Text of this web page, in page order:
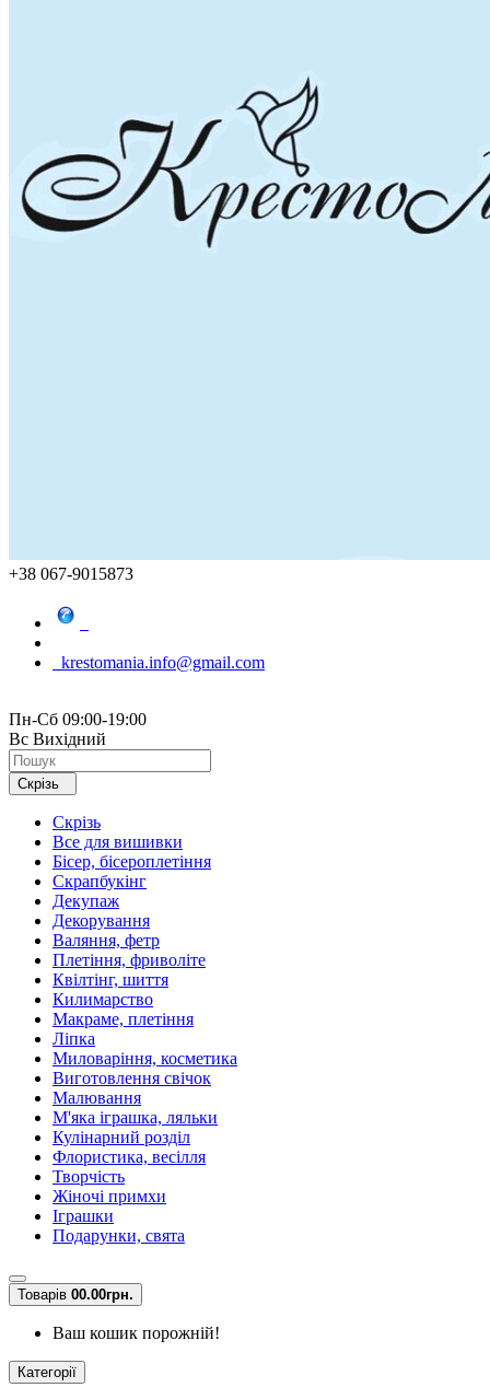
+38 067-9015873
krestomania.info@gmail.com
Пн-Сб 09:00-19:00
Вс Вихідний
Скрізь
Скрізь
Все для вишивки
Бісер, бісероплетіння
Скрапбукінг
Декупаж
Декорування
Валяння, фетр
Плетіння, фриволіте
Квілтінг, шиття
Килимарство
Макраме, плетіння
Ліпка
Миловаріння, косметика
Виготовлення свічок
Малювання
М'яка іграшка, ляльки
Кулінарний розділ
Флористика, весілля
Творчість
Жіночі примхи
Іграшки
Подарунки, свята
Товарів 00.00грн.
Ваш кошик порожній!
Категорії